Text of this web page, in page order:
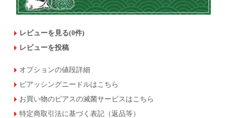
レビューを見る(0件)
レビューを投稿
オプションの値段詳細
ピアッシングニードルはこちら
お買い物のピアスの滅菌サービスはこちら
特定商取引法に基づく表記（返品等）